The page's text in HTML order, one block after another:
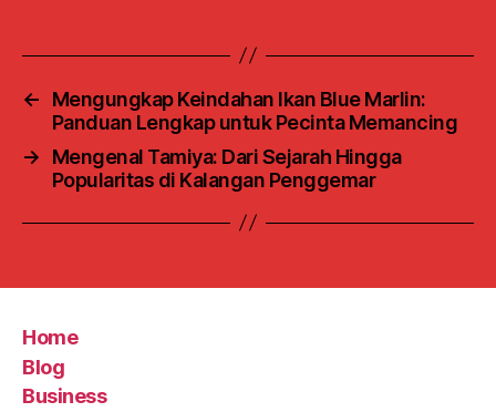
←
Mengungkap Keindahan Ikan Blue Marlin:
Panduan Lengkap untuk Pecinta Memancing
→
Mengenal Tamiya: Dari Sejarah Hingga
Popularitas di Kalangan Penggemar
Home
Blog
Business